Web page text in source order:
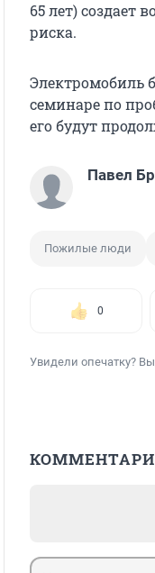
65 лет)
риска.
Электромобиль
семинаре по
его будут
Павел
Пожилые люди
0
Увидели опечатку?